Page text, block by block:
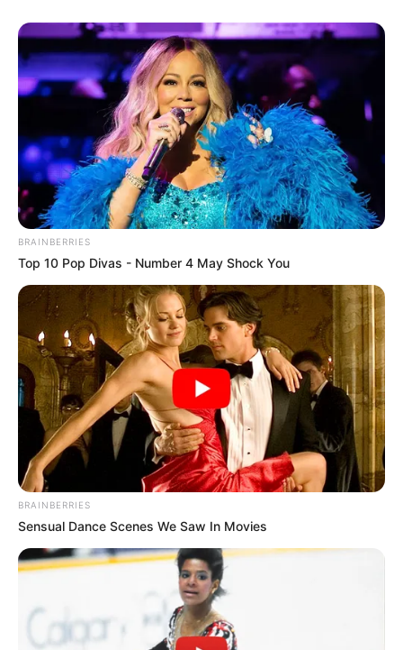
BRAINBERRIES
Top 10 Pop Divas - Number 4 May Shock You
BRAINBERRIES
Sensual Dance Scenes We Saw In Movies